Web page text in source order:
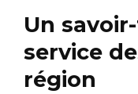
Un
service
région